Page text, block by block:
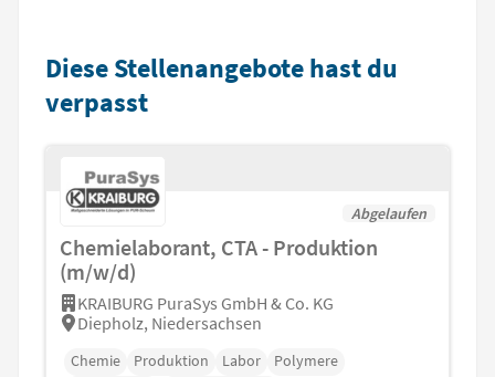
Diese Stellenangebote hast du
verpasst
Abgelaufen
Chemielaborant, CTA - Produktion
(m/w/d)
KRAIBURG PuraSys GmbH & Co. KG
Diepholz, Niedersachsen
Chemie Produktion Labor
Polymere